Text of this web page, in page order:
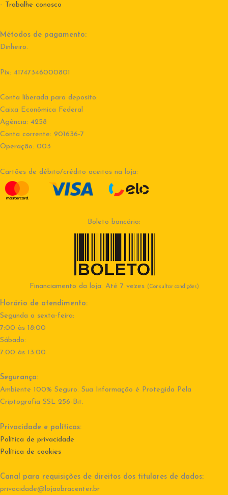
- Trabalhe conosco
Métodos de pagamento:
Dinheiro.
Pix: 41747346000801
Conta liberada para deposito:
Caixa Econômica Federal
Agência: 4258
Conta corrente: 901636-7
Operação: 003
Cartões de débito/crédito aceitos na loja:
Boleto bancário:
Financiamento da loja: Até 7 vezes (Consultar condições)
Horário de atendimento:
Segunda a sexta-feira:
7:00 às 18:00
Sábado:
7:00 às 13:00
Segurança:
Ambiente 100% Seguro. Sua Informação é Protegida Pela
Criptografia SSL 256-Bit.
Privacidade e políticas:
Política de privacidade
Política de cookies
Canal para requisições de direitos dos titulares de dados:
privacidade@lojaobracenter.br